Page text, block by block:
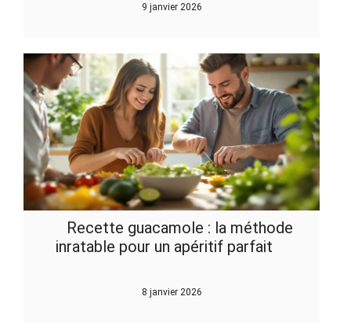
9 janvier 2026
Recette guacamole : la méthode
inratable pour un apéritif parfait
8 janvier 2026